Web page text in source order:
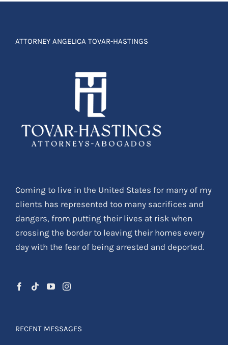
ATTORNEY ANGELICA TOVAR-HASTINGS
Coming to live in the United States for many of my
clients has represented too many sacrifices and
dangers, from putting their lives at risk when
crossing the border to leaving their homes every
day with the fear of being arrested and deported.
RECENT MESSAGES